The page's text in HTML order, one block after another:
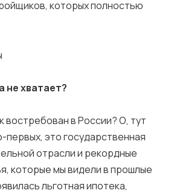
которых полностью
не хватает?
востребован в России? О, тут
это государственная
отрасли и рекордные
которые мы видели в прошлые
льготная ипотека,